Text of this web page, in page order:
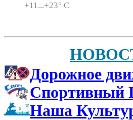
+11...+23° C
Дорожное
Спортивный
Наша